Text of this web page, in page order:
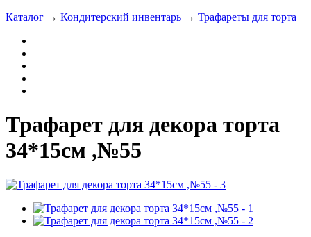
Каталог → Кондитерский инвентарь → Трафареты для торта
Трафарет для декора торта
34*15см ,№55